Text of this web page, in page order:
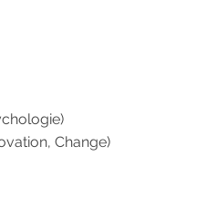
Change)